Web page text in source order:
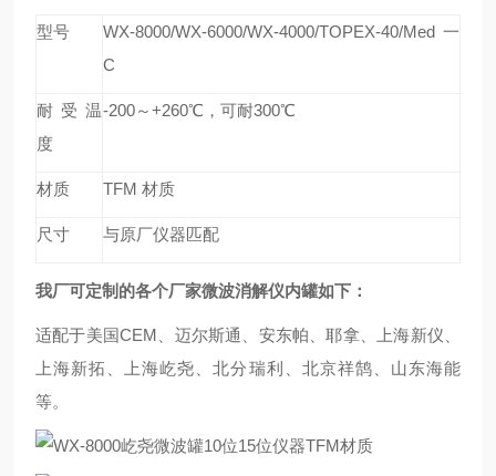
型号
WX-8000/WX-6000/WX-4000/TOPEX-40/Med一
C
耐受温
度
-200～+260℃，可耐300℃
材质 TFM 材质
尺寸 与原厂仪器匹配
我厂可定制的各个厂家微波消解仪内罐如下：
适配于美国CEM 迈尔斯通、 安东帕、耶拿、上海新仪、
上海新拓、
上海屹尧、北分瑞利、北京祥鹄、山东海能
等。